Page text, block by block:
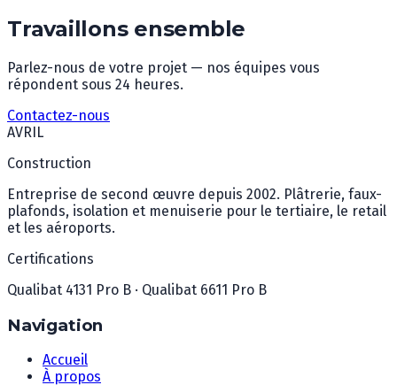
Travaillons ensemble
Parlez-nous de votre projet — nos équipes vous
répondent sous 24 heures.
Contactez-nous
AVRIL
Construction
Entreprise de second œuvre depuis 2002. Plâtrerie, faux-
plafonds, isolation et menuiserie pour le tertiaire, le retail
et les aéroports.
Certifications
Qualibat 4131 Pro B · Qualibat 6611 Pro B
Navigation
Accueil
À propos